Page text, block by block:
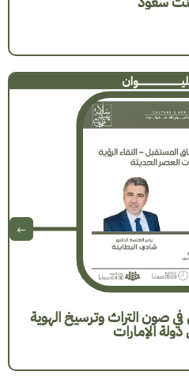
في صون التراث وترسيخ الهوية
دولة الإمارات